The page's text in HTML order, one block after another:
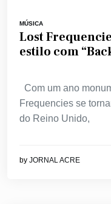
MÚSICA
Lost
estilo com
Com um ano
Frequencies se
do Reino Unido,
by JORNAL ACRE